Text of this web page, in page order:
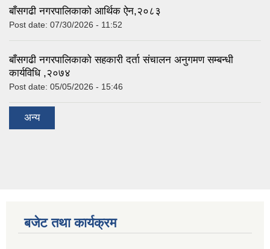
बाँसगढी नगरपालिकाको आर्थिक ऐन,२०८३
Post date: 07/30/2026 - 11:52
बाँसगढी नगरपालिकाको सहकारी दर्ता संचालन अनुगमण सम्बन्धी
कार्यविधि ,२०७४
Post date: 05/05/2026 - 15:46
अन्य
बजेट तथा कार्यक्रम